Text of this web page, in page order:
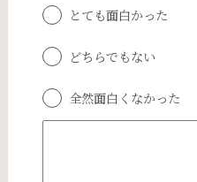
とても面白かった
どちらでもない
全然面白くなかった